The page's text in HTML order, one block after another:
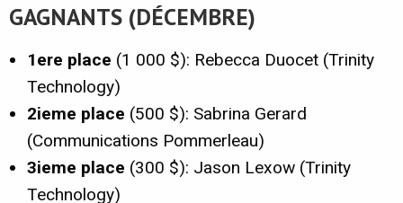
GAGNANTS (DÉCEMBRE)
1ere place (1 000 $): Rebecca Duocet (Trinity
Technology)
2ieme place (500 $): Sabrina Gerard
(Communications Pommerleau)
3ieme place (300 $): Jason Lexow (Trinity
Technology)